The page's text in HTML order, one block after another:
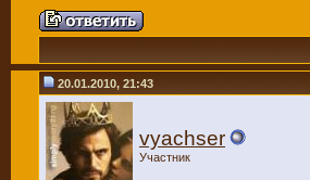
20.01.2010, 21:43
vyachser
Участник